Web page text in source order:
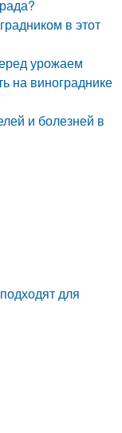
в этот
урожаем
на винограднике
и болезней в
для